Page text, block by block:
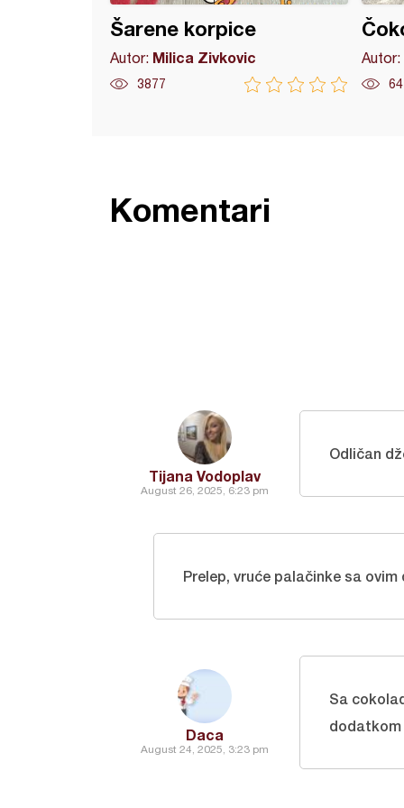
Šarene korpice
Autor: Milica Zivkovic
3877
Autor:
Komentari
Tijana Vodoplav
August 26, 2025, 6:23 pm
Odličan
Prelep, vruće palačinke sa
Daca
August 24, 2025, 3:23 pm
Sa
dodatkom